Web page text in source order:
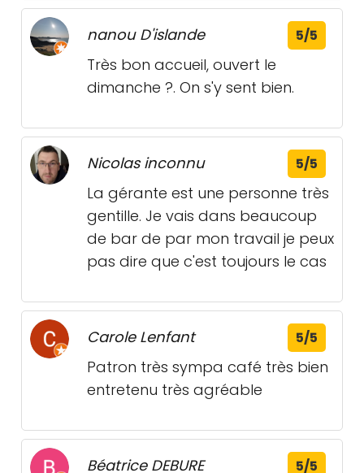
nanou D'islande 5/5
Très bon accueil, ouvert le
dimanche ?. On s'y sent bien.
Nicolas inconnu 5/5
La gérante est une personne très
gentille. Je vais dans beaucoup
de bar de par mon travail je peux
pas dire que c'est toujours le cas
Carole Lenfant 5/5
Patron très sympa café très bien
entretenu très agréable
Béatrice DEBURE 5/5